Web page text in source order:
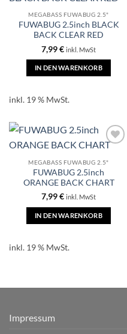
MEGABASS FUWABUG 2.5"
FUWABUG 2.5inch BLACK
BACK CLEAR RED
7,99€ inkl. MwSt
IN DEN WARENKORB
inkl. 19 % MwSt.
MEGABASS FUWABUG 2.5"
FUWABUG 2.5inch
ORANGE BACK CHART
7,99€ inkl. MwSt
IN DEN WARENKORB
inkl. 19 % MwSt.
Impressum